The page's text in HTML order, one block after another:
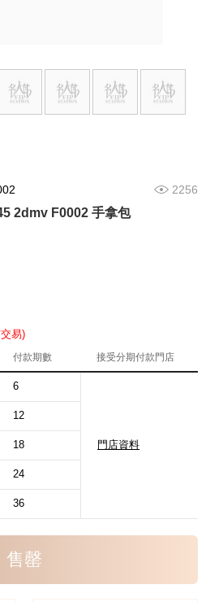
2256
2dmv F0002 手拿包
易)
付款期數 接受分期付款門店
6
門店資料
12
18
24
36
售罄